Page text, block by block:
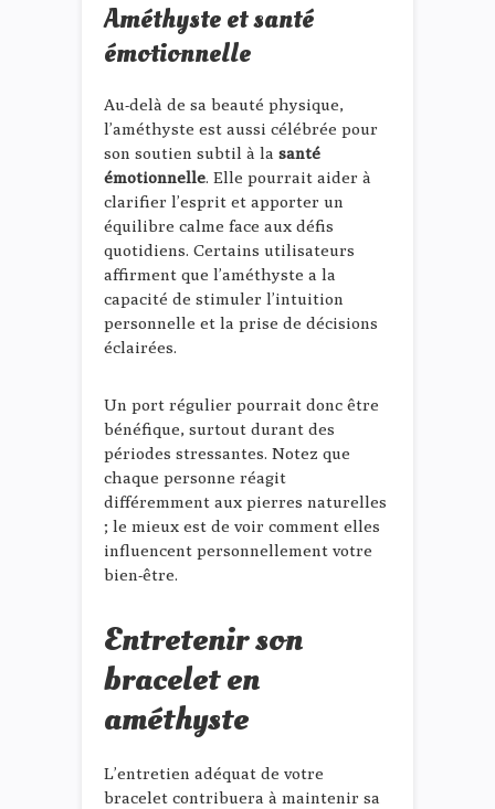
Améthyste et santé
émotionnelle
Au-delà de sa beauté physique,
l’améthyste est aussi célébrée pour
son soutien subtil à la santé
émotionnelle. Elle pourrait aider à
clarifier l’esprit et apporter un
équilibre calme face aux défis
quotidiens. Certains utilisateurs
affirment que l’améthyste a la
capacité de stimuler l’intuition
personnelle et la prise de décisions
éclairées.
Un port régulier pourrait donc être
bénéfique, surtout durant des
périodes stressantes. Notez que
chaque personne réagit
différemment aux pierres naturelles
; le mieux est de voir comment elles
influencent personnellement votre
bien-être.
Entretenir son
bracelet en
améthyste
L’entretien adéquat de votre
bracelet contribuera à maintenir sa